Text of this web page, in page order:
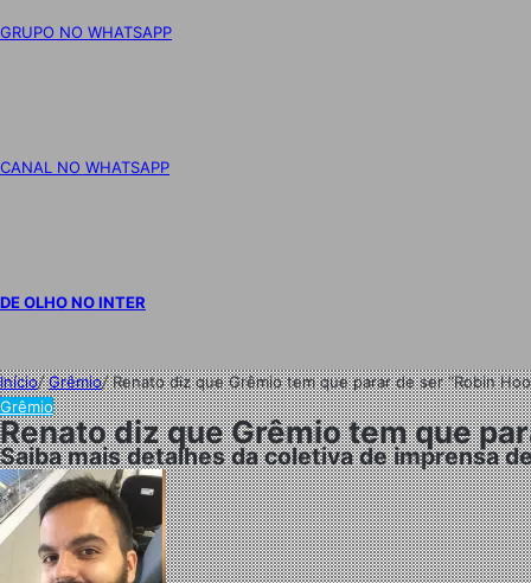
GRUPO NO WHATSAPP
CANAL NO WHATSAPP
DE OLHO NO INTER
Início/Grêmio/Renato diz que Grêmio tem que parar de ser “Robin
Grêmio
Renato diz que Grêmio tem que
Saiba mais detalhes da coletiva de imprensa